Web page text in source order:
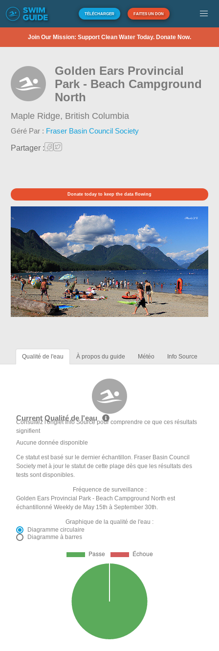
TÉLÉCHARGER FAITES UN DON
Join Our Mission: Support Clean Water Today. Donate Now.
Golden Ears Provincial
Park - Beach Campground
North
Maple Ridge, British Columbia
Géré Par : Fraser Basin Council Society
Partager :
Donate today to keep the data flowing
Qualité de l'eau À propos du guide Météo Info Source
Current Qualité de l'eau
Consultez l'onglet Info Source pour comprendre ce que ces résultats
signifient
Aucune donnée disponible
Ce statut est basé sur le dernier échantillon. Fraser Basin Council
Society met à jour le statut de cette plage dès que les résultats des
tests sont disponibles.
Fréquence de surveillance :
Golden Ears Provincial Park - Beach Campground North est
échantillonné Weekly de May 15th à September 30th.
Graphique de la qualité de l'eau :
Diagramme circulaire
Diagramme à barres